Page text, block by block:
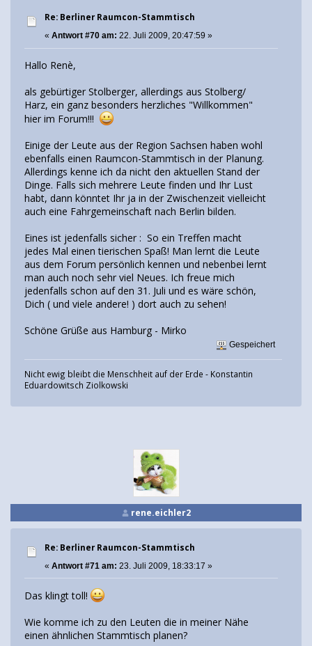
Re: Berliner Raumcon-Stammtisch
« Antwort #70 am: 22. Juli 2009, 20:47:59 »
Hallo Renè,
als gebürtiger Stolberger, allerdings aus Stolberg/
Harz, ein ganz besonders herzliches "Willkommen"
hier im Forum!!!
Einige der Leute aus der Region Sachsen haben wohl
ebenfalls einen Raumcon-Stammtisch in der Planung.
Allerdings kenne ich da nicht den aktuellen Stand der
Dinge. Falls sich mehrere Leute finden und Ihr Lust
habt, dann könntet Ihr ja in der Zwischenzeit vielleicht
auch eine Fahrgemeinschaft nach Berlin bilden.
Eines ist jedenfalls sicher : So ein Treffen macht
jedes Mal einen tierischen Spaß! Man lernt die Leute
aus dem Forum persönlich kennen und nebenbei lernt
man auch noch sehr viel Neues. Ich freue mich
jedenfalls schon auf den 31. Juli und es wäre schön,
Dich ( und viele andere! ) dort auch zu sehen!
Schöne Grüße aus Hamburg - Mirko
Gespeichert
Nicht ewig bleibt die Menschheit auf der Erde - Konstantin
Eduardowitsch Ziolkowski
rene.eichler2
Re: Berliner Raumcon-Stammtisch
« Antwort #71 am: 23. Juli 2009, 18:33:17 »
Das klingt toll!
Wie komme ich zu den Leuten die in meiner Nähe
einen ähnlichen Stammtisch planen?